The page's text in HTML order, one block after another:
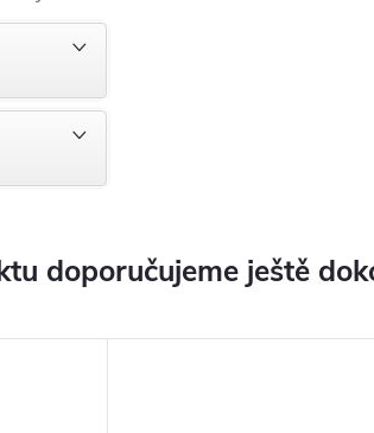
doporučujeme ještě